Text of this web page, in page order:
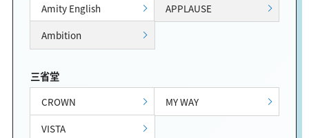
Amity English
APPLAUSE
Ambition
三省堂
CROWN
MY WAY
VISTA